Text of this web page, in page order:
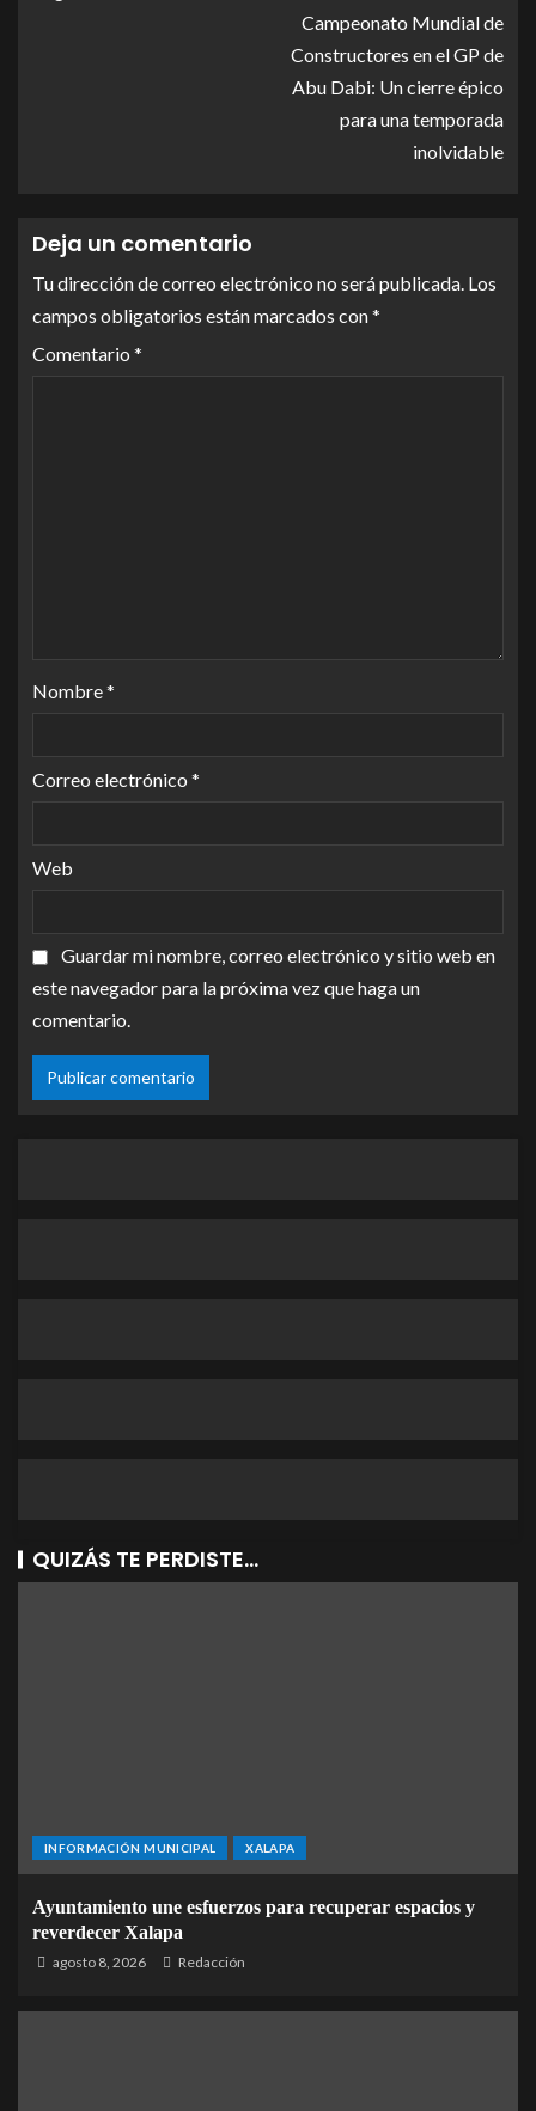
Campeonato Mundial de
Constructores en el GP de
Abu Dabi: Un cierre épico
para una temporada
inolvidable
Deja un comentario
Tu dirección de correo electrónico no será publicada. Los
campos obligatorios están marcados con*
Comentario *
Nombre*
Correo electrónico *
Web
Guardar mi nombre, correo electrónico y sitio web en
este navegador para la próxima vez que haga un
comentario.
QUIZÁS TE PERDISTE...
INFORMACIÓN MUNICIPAL XALAPA
Ayuntamiento une esfuerzos para recuperar espacios y
reverdecer Xalapa
agosto 8, 2026 Redacción